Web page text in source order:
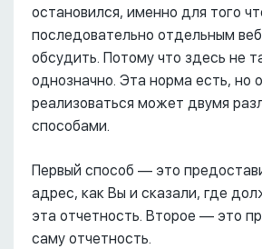
остановился, именно для того
последовательно отдельным
обсудить. Потому что здесь не
однозначно. Эта норма есть, но
реализоваться может двумя
способами.
Первый способ –– это
адрес, как Вы и сказали, где
эта отчетность. Второе –– это
саму отчетность.